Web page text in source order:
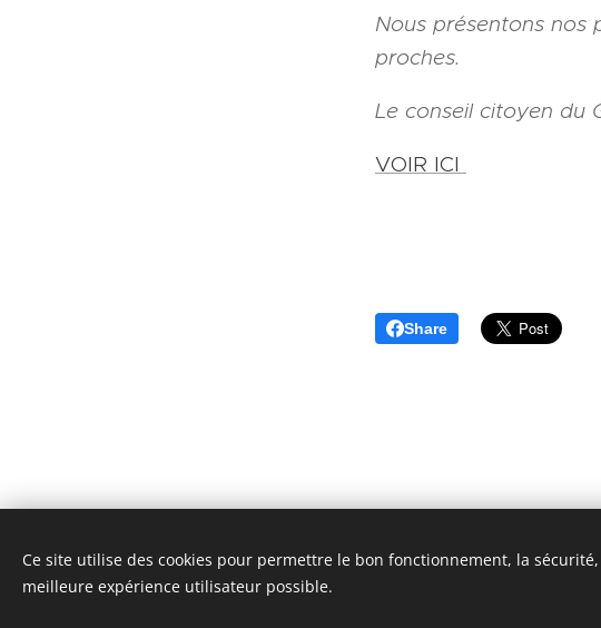
Nous présentons nos
proches.
Le conseil citoyen du
VOIR ICI
Share
© 2018 ASAFI : 12
Ce site utilise des cookies pour permettre le bon fonctionnement, la
meilleure expérience utilisateur possible.